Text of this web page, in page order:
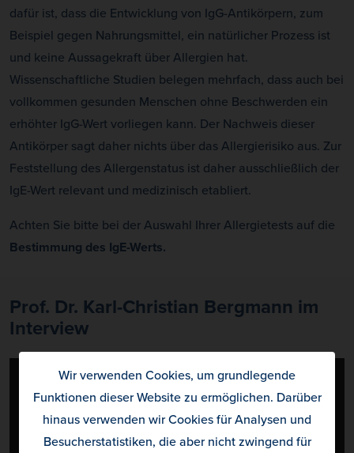
dafür ist, dass die Entwicklung von IgG-Antikörpern, zum
Beispiel gegen Nahrungsmittel, ein natürlicher Prozess ist
und keine Aussagekraft über Allergien hat.
Wissenschaftliche Studien belegen mehrfach, dass auch bei
vollkommen gesunden Menschen ohne Beschwerden ein
erhöhter IgG-Wert vorliegen kann. Der Nachweis dieser
Antikörper sagt daher nichts über das Allergierisiko aus. Zur
Feststellung des Allergenstatus ist daher ausschließlich der
IgE-Wert relevant und medizinisch etabliert.
Achten Sie bitte bei der Auswahl Ihrer Allergietests auf die
Bestimmung des IgE-Werts.
Prof. Dr. Karl-Christian Bergmann im
Interview
Wir verwenden Cookies, um grundlegende
Funktionen dieser Website zu ermöglichen. Darüber
hinaus verwenden wir Cookies für Analysen und
Besucherstatistiken, die aber nicht zwingend für